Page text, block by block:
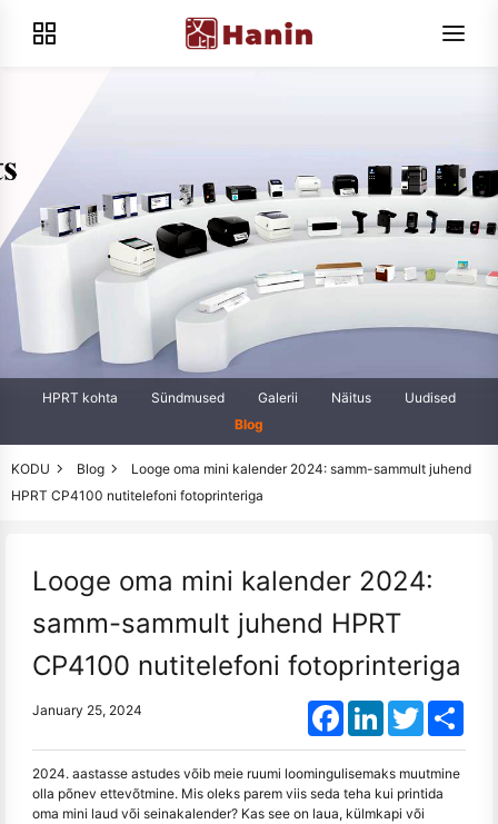
HPRT kohta Sündmused Galerii Näitus
Uudised
Blog
KODU Blog
Looge oma mini kalender 2024: samm-sammult juhend
HPRT CP4100 nutitelefoni fotoprinteriga
Looge oma mini kalender 2024:
samm-sammult juhend HPRT
CP4100 nutitelefoni fotoprinteriga
January 25, 2024 FacebookLinkedInTwitter
2024. aastasse astudes võib meie ruumi loomingulisemaks muutmine
olla põnev ettevõtmine. Mis oleks parem viis seda teha kui printida
oma mini laud või seinakalender? Kas see on laua, külmkapi või